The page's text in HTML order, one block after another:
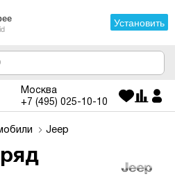
Москва
+7 (495) 025-10-10
Jeep
Установить